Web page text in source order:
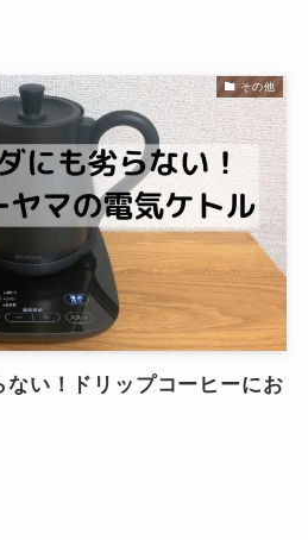
その他
い！ドリップコーヒーにお